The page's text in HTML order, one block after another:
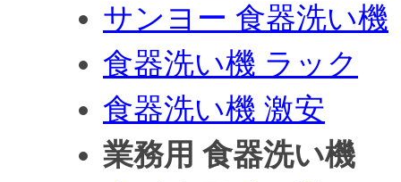
サンヨー 食器洗い機
食器洗い機 ラック
食器洗い機 激安
業務用 食器洗い機